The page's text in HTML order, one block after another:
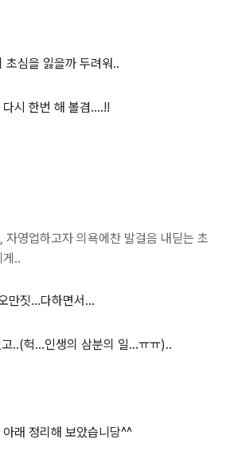
초심을 잃을까 두려워..
시 한번 해 볼겸....!!
자영업하고자 의욕에찬 발걸음 내딛는 초
..
만짓...다하면서...
..(헉...인생의 삼분의 일...ㅠㅠ)..
래 정리해 보았습니당^^